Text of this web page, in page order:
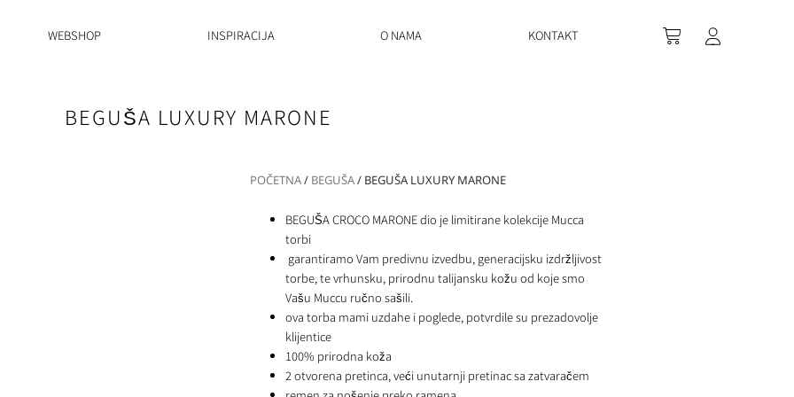
WEBSHOP INSPIRACIJA O NAMA KONTAKT
BEGUŠA LUXURY MARONE
POČETNA/ BEGUŠA/ BEGUŠA LUXURY MARONE
BEGUŠA CROCO MARONE dio je limitirane kolekcije Mucca
torbi
garantiramo Vam predivnu izvedbu, generacijsku izdržljivost
torbe, te vrhunsku, prirodnu talijansku kožu od koje smo
Vašu Muccu ručno sašili.
ova torba mami uzdahe i poglede, potvrdile su prezadovolje
klijentice
100% prirodna koža
2 otvorena pretinca, veći unutarnji pretinac sa zatvaračem